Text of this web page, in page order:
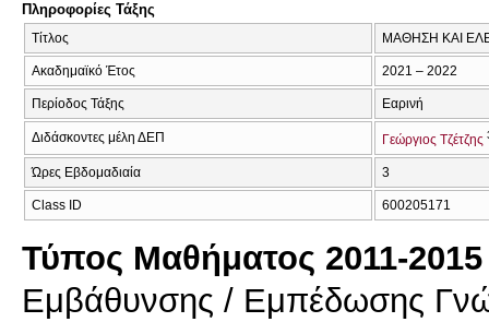
Πληροφορίες Τάξης
Τίτλος ΜΑΘΗΣΗ ΚΑΙ
Ακαδημαϊκό Έτος 2021 – 2022
Περίοδος Τάξης Εαρινή
Διδάσκοντες μέλη ΔΕΠ Γεώργιος Τζέτζης
Ώρες Εβδομαδιαία 3
Class ID 600205171
Τύπος Μαθήματος 2011-2015
Εμβάθυνσης / Εμπέδωσης